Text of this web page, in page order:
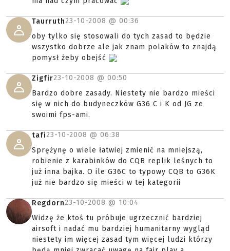
Taurruth23-10-2008 @ 00:36
oby tylko się stosowali do tych zasad to będzie
wszystko dobrze ale jak znam polaków to znajdą
pomysł żeby obejść
Zigfir23-10-2008 @ 00:50
Bardzo dobre zasady. Niestety nie bardzo mieści
się w nich do budyneczków G36 C i K od JG ze
swoimi fps-ami.
tafi23-10-2008 @ 06:38
Sprężynę o wiele łatwiej zmienić na mniejszą,
robienie z karabinków do CQB replik leśnych to
już inna bajka. O ile G36C to typowy CQB to G36K
już nie bardzo się mieści w tej kategorii
Regdorn23-10-2008 @ 10:04
Widzę że ktoś tu próbuje ugrzecznić bardziej
airsoft i nadać mu bardziej humanitarny wygląd
niestety im więcej zasad tym więcej ludzi którzy